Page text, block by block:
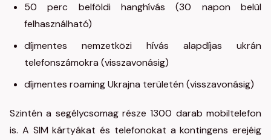
50 perc belföldi hanghívás (30 napon belül
felhasználható)
díjmentes nemzetközi hívás alapdíjas ukrán
telefonszámokra (visszavonásig)
díjmentes roaming Ukrajna területén (visszavonásig)
Szintén a segélycsomag része 1300 darab mobiltelefon
is. A SIM kártyákat és telefonokat a kontingens erejéig